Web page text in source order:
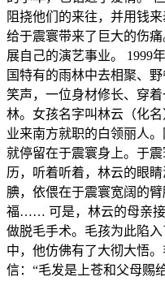
阻挠他们的来往，并用钱
给于震寰带来了巨大的伤
展自己的演艺事业。 1999
国特有的雨林中去相聚、
笑声，一位身材修长、穿
林。女孩名字叫林云（化
业来南方就职的白领丽人
就停留在于震寰身上。于
历，听着听着，林云的眼
腆，依偎在于震寰宽阔的
福…… 可是，林云的母亲
做脱毛手术。毛孩为此陷
中，他仿佛有了大彻大悟
信：“毛发是上苍和父母赐